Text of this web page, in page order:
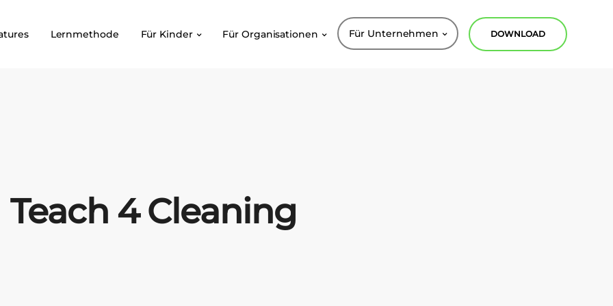
Lernmethode Für Kinder Für Organisationen Für Unternehmen DOWNLOAD
Teach 4 Cleaning